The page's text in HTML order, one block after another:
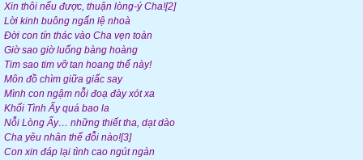
Xin thôi nếu được, thuận lòng-ý Cha![2]
Lời kinh buông ngấn lệ nhoà
Đời con tín thác vào Cha vẹn toàn
Giờ sao giờ luống bàng hoàng
Tim sao tim vỡ tan hoang thể này!
Môn đồ chìm giữa giấc say
Mình con ngậm nỗi đoạ đày xót xa
Khối Tình Ấy quá bao la
Nỗi Lòng Ấy… những thiết tha, dạt dào
Cha yêu nhân thế đỗi nào![3]
Con xin đáp lại tình cao ngút ngàn